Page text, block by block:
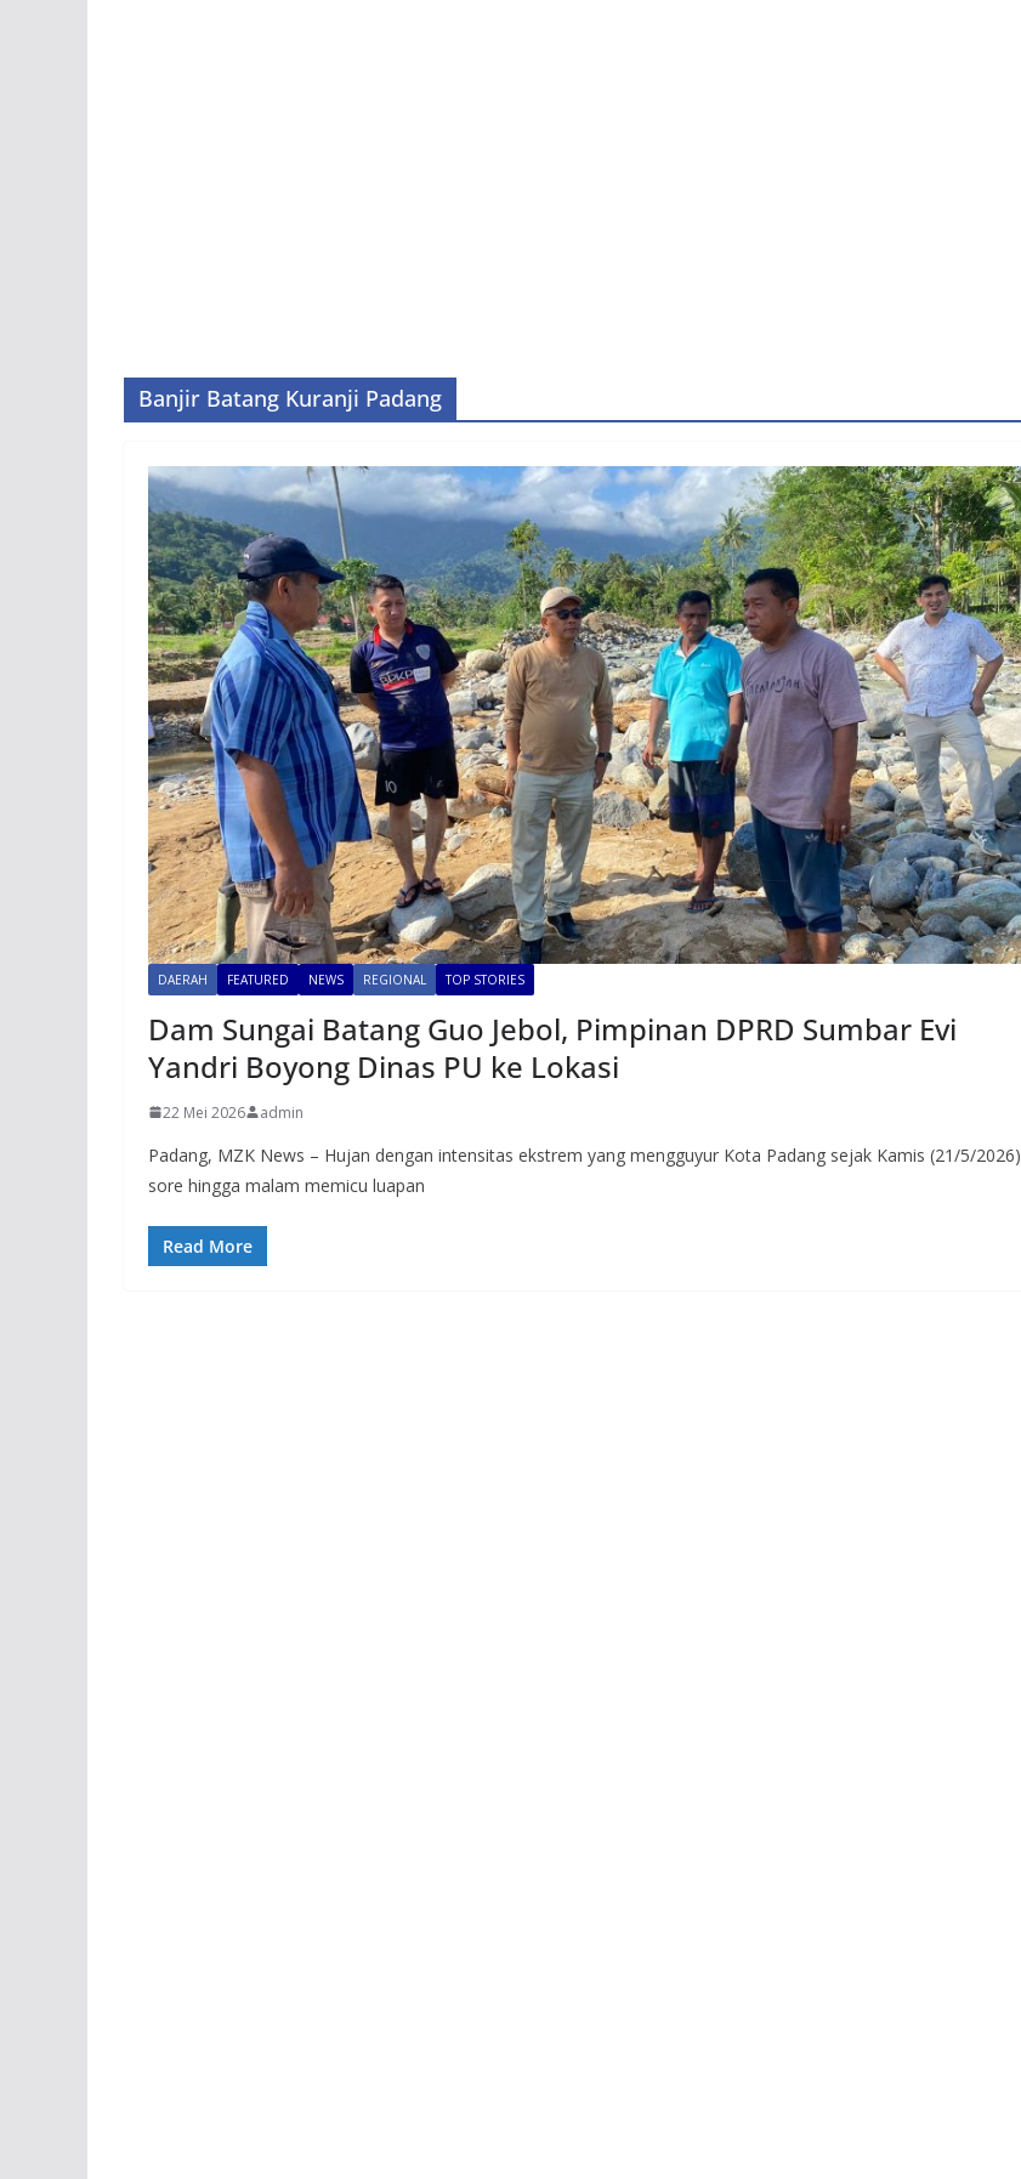
Banjir Batang Kuranji Padang
DAERAH FEATURED NEWS REGIONAL TOP STORIES
Dam Sungai Batang Guo Jebol, Pimpinan DPRD Sumbar Evi
Yandri Boyong Dinas PU ke Lokasi
22 Mei 2026 admin
Padang, MZK News – Hujan dengan intensitas ekstrem yang mengguyur Kota Padang sejak Kamis (21/5/2026)
sore hingga malam memicu luapan
Read More